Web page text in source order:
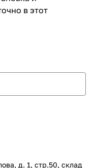
в этот
д. 1, стр.50, склад